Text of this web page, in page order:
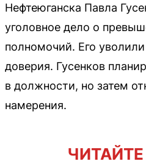
Нефтеюганска Павла
уголовное дело о
полномочий. Его
доверия. Гусенков
в должности, но затем
намерения.